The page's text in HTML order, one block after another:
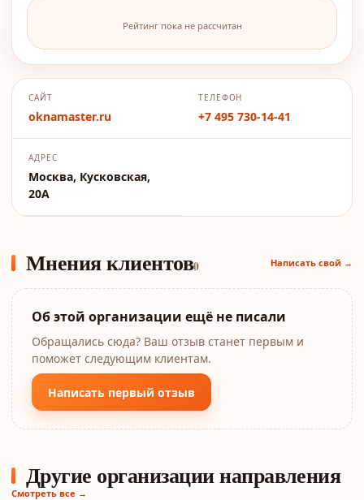
Рейтинг пока не рассчитан
САЙТ
oknamaster.ru
ТЕЛЕФОН
+7 495 730-14-41
АДРЕС
Москва, Кусковская,
20А
Мнения клиентов0 Написать свой →
Об этой организации ещё не писали
Обращались сюда? Ваш отзыв станет первым и
поможет следующим клиентам.
Написать первый отзыв
Другие организации направления
Смотреть все →